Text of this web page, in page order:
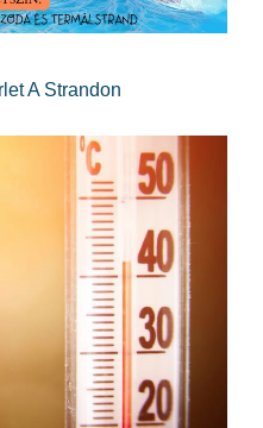
A Strandon